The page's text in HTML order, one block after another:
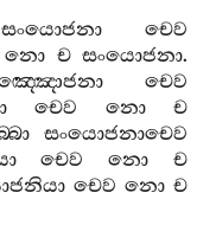
සංයොජනා
චෙව
නො ච සංයොජනා.
චෙව
චෙව නො
ච
සංයොජනාචෙව
චෙව නො
ච
චෙව නො ච